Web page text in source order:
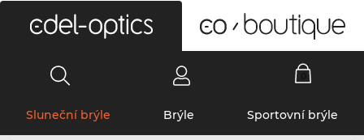
Sluneční brýle Brýle Sportovní brýle